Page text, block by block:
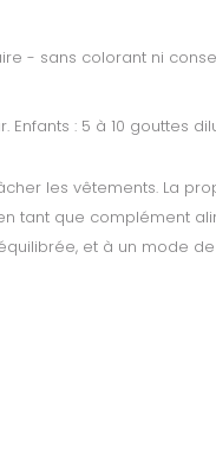
- sans colorant ni
Enfants : 5 à 10 gouttes
les vêtements. La
tant que complément
et à un mode